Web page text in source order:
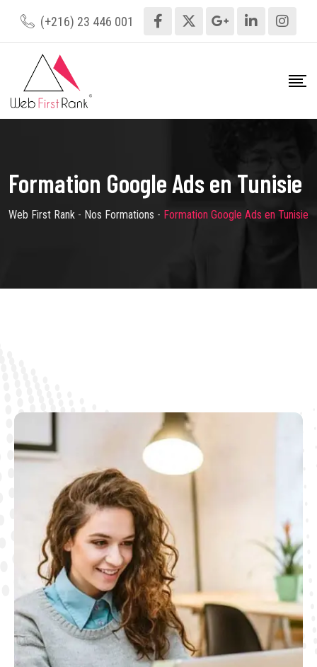
(+216) 23 446 001
Formation Google Ads en Tunisie
Web First Rank - Nos Formations - Formation Google Ads en Tunisie